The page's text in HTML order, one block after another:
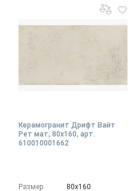
Керамогранит Дрифт Вайт
Рет мат, 80x160, арт.
610010001662
Размер
80х160